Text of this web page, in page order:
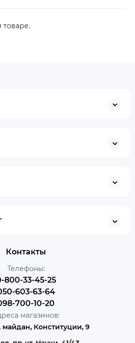
товаре.
Контакты
Телефоны:
800-33-45-25
603-63-64
700-10-20
магазинов:
майдан, Конституции, 9